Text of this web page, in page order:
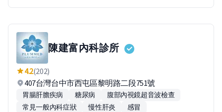
陳建富內科診所
4.2(202)
407台灣台中市西屯區黎明路二段751號
胃腸肝膽疾病 糖尿病
腹部內視鏡超音波檢查
常見一般內科症狀
慢性肝炎 感冒